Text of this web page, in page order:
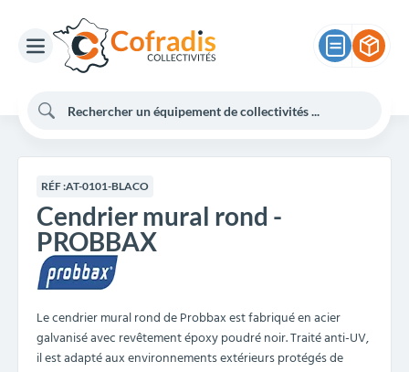
RÉF :AT-0101-BLACO
Cendrier mural rond -
PROBBAX
Le cendrier mural rond de Probbax est fabriqué en acier
galvanisé avec revêtement époxy poudré noir. Traité anti-UV,
il est adapté aux environnements extérieurs protégés de